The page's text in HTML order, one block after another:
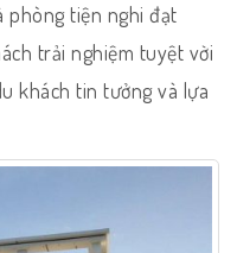
phòng tiện nghi đạt
trải nghiệm tuyệt vời
khách tin tưởng và lựa